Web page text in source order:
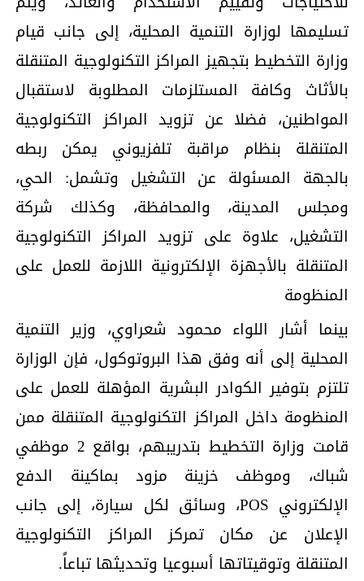
تسليمها لوزارة التنمية المحلية، إلى جانب قيام
وزارة التخطيط بتجهيز المراكز التكنولوجية المتنقلة
بالأثاث وكافة المستلزمات المطلوبة لاستقبال
المواطنين، فضلا عن تزويد المراكز التكنولوجية
المتنقلة بنظام مراقبة تلفزيوني يمكن ربطه
بالجهة المسئولة عن التشغيل وتشمل: الحي،
ومجلس المدينة، والمحافظة، وكذلك شركة
التشغيل، علاوة على تزويد المراكز التكنولوجية
المتنقلة بالأجهزة الإلكترونية اللازمة للعمل على
المنظومة
بينما أشار اللواء محمود شعراوي، وزير التنمية
المحلية إلى أنه وفق هذا البروتوكول، فإن الوزارة
تلتزم بتوفير الكوادر البشرية المؤهلة للعمل على
المنظومة داخل المراكز التكنولوجية المتنقلة ممن
قامت وزارة التخطيط بتدريبهم، بواقع 2 موظفي
شباك، وموظف خزينة مزود بماكينة الدفع
الإلكتروني POS، وسائق لكل سيارة، إلى جانب
الإعلان عن مكان تمركز المراكز التكنولوجية
المتنقلة وتوقيتاتها أسبوعيا وتحديثها تباعاً.